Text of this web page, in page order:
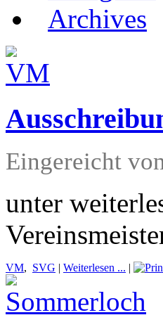
Archives
Eingereicht
unter
VM, SVG Weiterlesen ...